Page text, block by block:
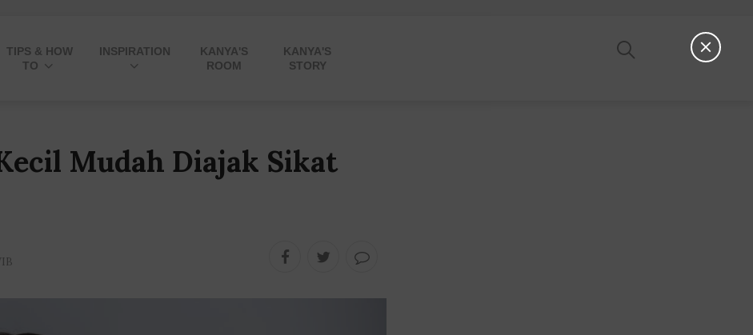
TIPS & HOW
TO
INSPIRATION
KANYA'S
ROOM
KANYA'S
STORY
Mudah Diajak Sikat